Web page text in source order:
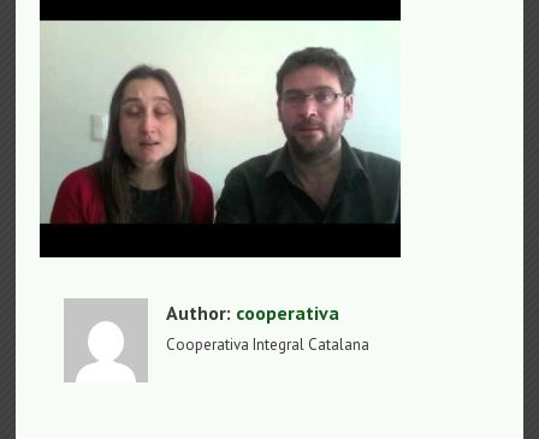
Author: cooperativa
Cooperativa Integral Catalana